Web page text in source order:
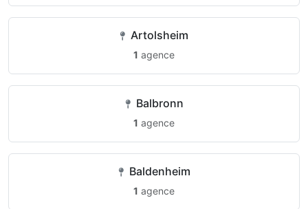
Artolsheim
1 agence
Balbronn
1 agence
Baldenheim
1 agence